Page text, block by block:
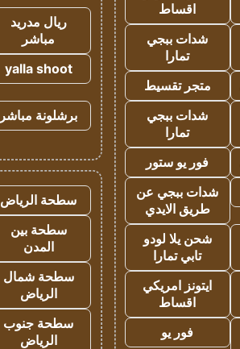
اقساط
شدات ببجي
تمارا
متجر تقسيط
شدات ببجي
تمارا
فور يو ستور
شدات ببجي عن
طريق الايدي
شحن يلا لودو
تابي تمارا
ايتونز امريكي
اقساط
فور يو
ريال مدريد
مباشر
yalla shoot
برشلونة مباشر
سطحة الرياض
سطحة بين
المدن
سطحة شمال
الرياض
سطحة جنوب
الرياض